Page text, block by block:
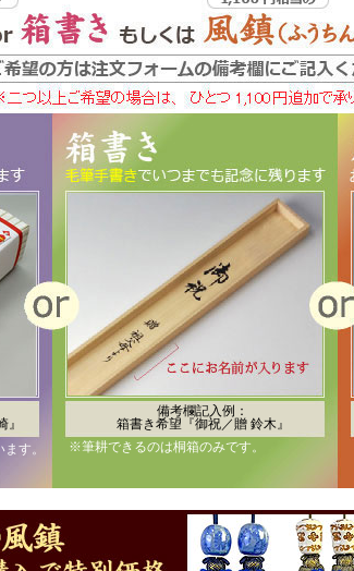
備考欄記入例：
箱書き希望『御祝／贈 鈴木』
す。
※筆耕できるのは桐箱のみです。